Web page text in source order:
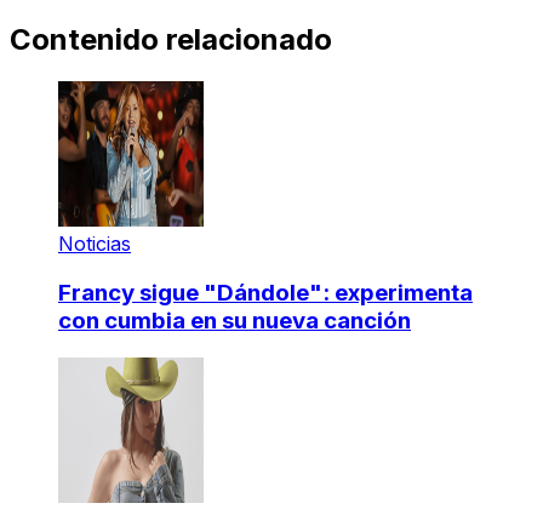
Contenido relacionado
Noticias
Francy sigue "Dándole": experimenta
con cumbia en su nueva canción